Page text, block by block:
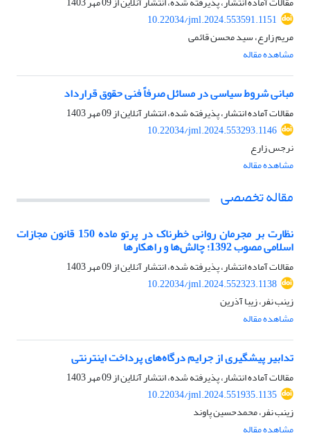
10.22034/jml.2024.553591.1151
مریم زارع، سید محسن قائمی
مشاهده مقاله
مبانی شروط سیاسی در مسائل صرفاً فنی حقوق قرارداد
مقالات آماده انتشار، پذیرفته شده، انتشار آنلاین از09 مهر 1403
10.22034/jml.2024.553293.1146
نرجس زارع
مشاهده مقاله
مقاله تخصصی
نظارت بر مجرمان روانی خطرناک در پرتو ماده 150 قانون مجازات
اسلامی مصوب 1392؛ چالش‌ها و راهکارها
مقالات آماده انتشار، پذیرفته شده، انتشار آنلاین از09 مهر 1403
10.22034/jml.2024.552323.1138
زینب نفر، زیبا آذرین
مشاهده مقاله
تدابیر پیشگیری از جرایم درگاه‌های پرداخت اینترنتی
مقالات آماده انتشار، پذیرفته شده، انتشار آنلاین از09 مهر 1403
10.22034/jml.2024.551935.1135
زینب نفر، محمدحسین پاوند
مشاهده مقاله